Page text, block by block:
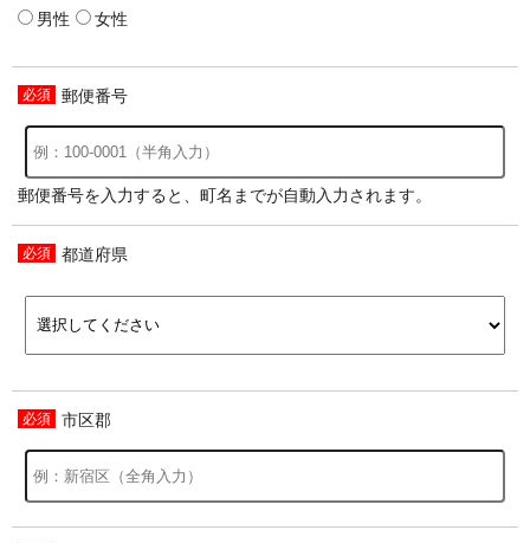
過去の特集をすべて見る>>
男性 女性
郵便番号
郵便番号を入力すると、町名までが自動入力されます。
都道府県
市区郡